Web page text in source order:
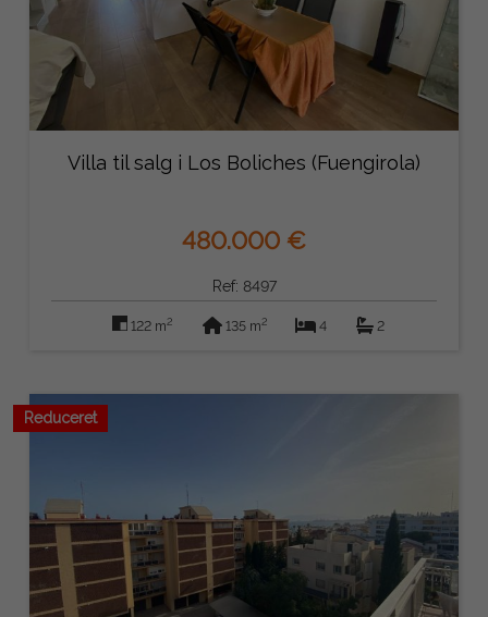
Villa til salg i Los Boliches (Fuengirola)
480.000 €
Ref: 8497
122 m2 135 m2 4 2
Reduceret